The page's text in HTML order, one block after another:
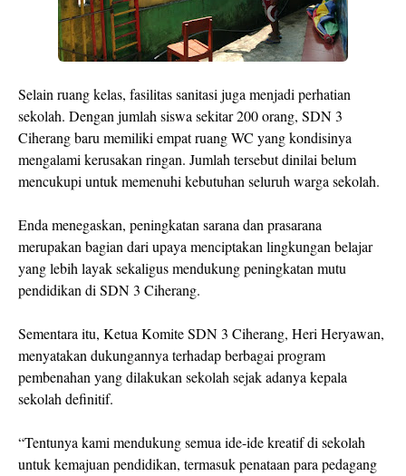
Selain ruang kelas, fasilitas sanitasi juga menjadi perhatian
sekolah. Dengan jumlah siswa sekitar 200 orang, SDN 3
Ciherang baru memiliki empat ruang WC yang kondisinya
mengalami kerusakan ringan. Jumlah tersebut dinilai belum
mencukupi untuk memenuhi kebutuhan seluruh warga sekolah.
Enda menegaskan, peningkatan sarana dan prasarana
merupakan bagian dari upaya menciptakan lingkungan belajar
yang lebih layak sekaligus mendukung peningkatan mutu
pendidikan di SDN 3 Ciherang.
Sementara itu, Ketua Komite SDN 3 Ciherang, Heri Heryawan,
menyatakan dukungannya terhadap berbagai program
pembenahan yang dilakukan sekolah sejak adanya kepala
sekolah definitif.
“Tentunya kami mendukung semua ide-ide kreatif di sekolah
untuk kemajuan pendidikan, termasuk penataan para pedagang